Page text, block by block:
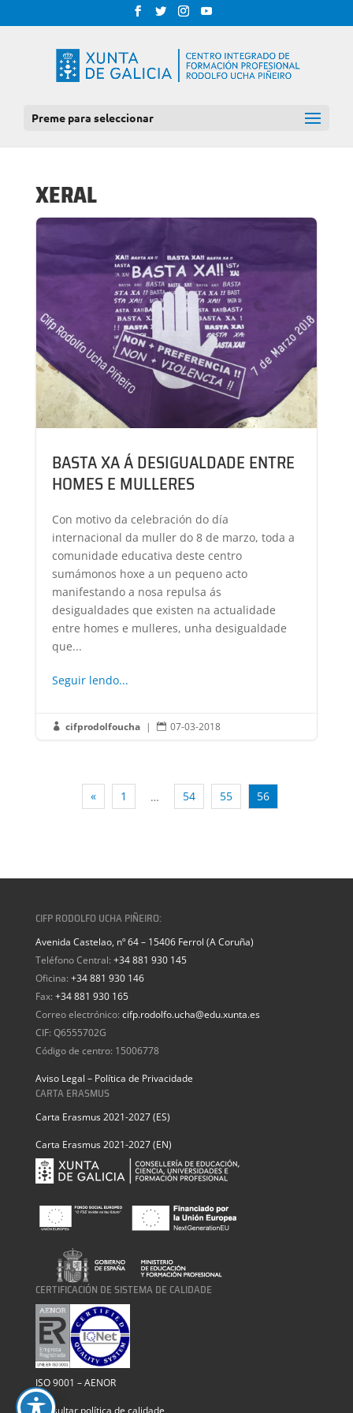
Preme para seleccionar
XERAL
BASTA XA Á DESIGUALDADE ENTRE
HOMES E MULLERES
Con motivo da celebración do día
internacional da muller do 8 de marzo, toda a
comunidade educativa deste centro
sumámonos hoxe a un pequeno acto
manifestando a nosa repulsa ás
desigualdades que existen na actualidade
entre homes e mulleres, unha desigualdade
que...
Seguir lendo...
 cifprodolfoucha |  07-03-2018
« 1 … 54 55 56
CIFP RODOLFO UCHA PIÑEIRO:
Avenida Castelao, nº 64 – 15406 Ferrol (A Coruña)
Teléfono Central: +34 881 930 145
Oficina: +34 881 930 146
Fax: +34 881 930 165
Correo electrónico: cifp.rodolfo.ucha@edu.xunta.es
CIF: Q6555702G
Código de centro: 15006778
Aviso Legal – Política de Privacidade
CARTA ERASMUS
Carta Erasmus 2021-2027 (ES)
Carta Erasmus 2021-2027 (EN)
CERTIFICACIÓN DE SISTEMA DE CALIDADE
ISO 9001 – AENOR
Consultar política de calidade